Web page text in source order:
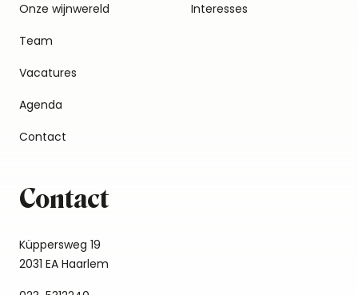
Onze wijnwereld
Team
Vacatures
Agenda
Contact
Interesses
Contact
Küppersweg 19
2031 EA Haarlem